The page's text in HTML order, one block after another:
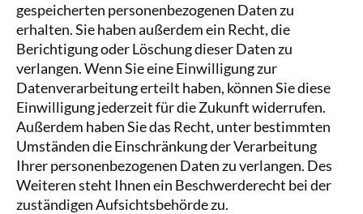
gespeicherten personenbezogenen Daten zu
erhalten. Sie haben außerdem ein Recht, die
Berichtigung oder Löschung dieser Daten zu
verlangen. Wenn Sie eine Einwilligung zur
Datenverarbeitung erteilt haben, können Sie diese
Einwilligung jederzeit für die Zukunft widerrufen.
Außerdem haben Sie das Recht, unter bestimmten
Umständen die Einschränkung der Verarbeitung
Ihrer personenbezogenen Daten zu verlangen. Des
Weiteren steht Ihnen ein Beschwerderecht bei der
zuständigen Aufsichtsbehörde zu.